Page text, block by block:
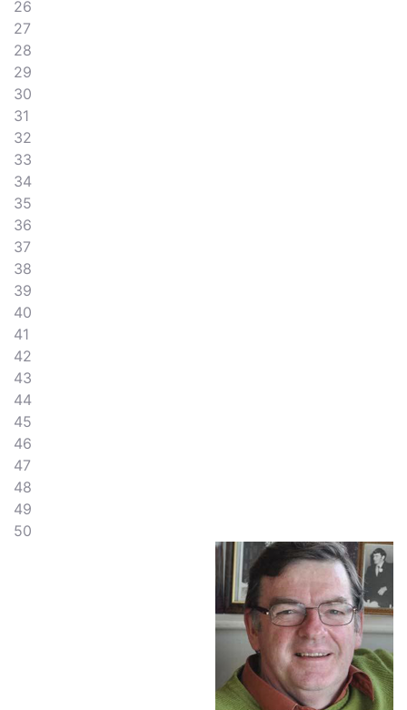
26
27
28
29
30
31
32
33
34
35
36
37
38
39
40
41
42
43
44
45
46
47
48
49
50